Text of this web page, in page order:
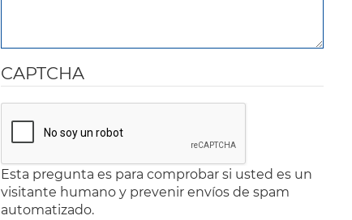
CAPTCHA
Esta pregunta es para comprobar si usted es un
visitante humano y prevenir envíos de spam
automatizado.